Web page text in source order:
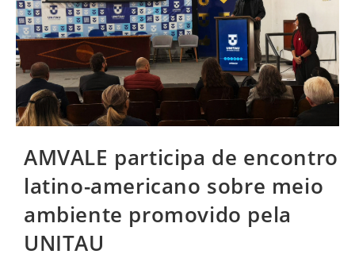
AMVALE participa de encontro
latino-americano sobre meio
ambiente promovido pela
UNITAU